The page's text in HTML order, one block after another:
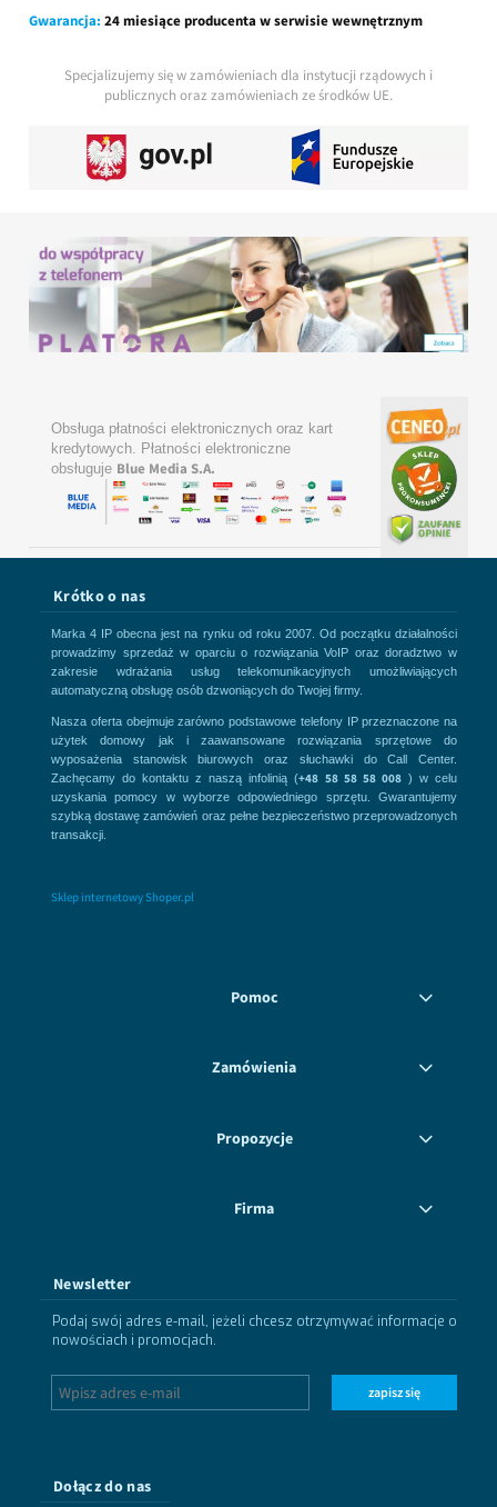
Gwarancja: 24 miesiące producenta w serwisie wewnętrznym
Specjalizujemy się w zamówieniach dla instytucji rządowych i
publicznych oraz zamówieniach ze środków UE.
Obsługa płatności elektronicznych oraz kart
kredytowych. Płatności elektroniczne
obsługuje Blue Media S.A.
Krótko o nas
Marka 4 IP obecna jest na rynku od roku 2007. Od początku działalności
prowadzimy sprzedaż w oparciu o rozwiązania VoIP oraz doradztwo w
zakresie wdrażania usług telekomunikacyjnych umożliwiających
automatyczną obsługę osób dzwoniących do Twojej firmy.
Nasza oferta obejmuje zarówno podstawowe telefony IP przeznaczone na
użytek domowy jak i zaawansowane rozwiązania sprzętowe do
wyposażenia stanowisk biurowych oraz słuchawki do Call Center.
Zachęcamy do kontaktu z naszą infolinią (+48 58 58 58 008) w celu
uzyskania pomocy w wyborze odpowiedniego sprzętu. Gwarantujemy
szybką dostawę zamówień oraz pełne bezpieczeństwo przeprowadzonych
transakcji.
Sklep internetowy Shoper.pl
Pomoc
Zamówienia
Propozycje
Firma
Newsletter
Podaj swój adres e-mail, jeżeli chcesz otrzymywać informacje o
nowościach i promocjach.
zapisz się
Dołącz do nas